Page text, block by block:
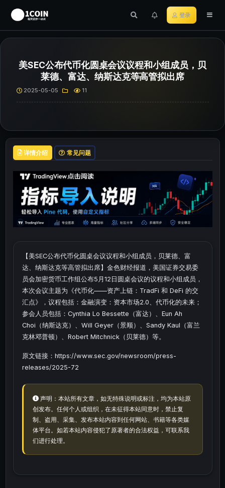
登录
美SEC公布代币化圆桌会议议程和小组成员，贝
莱德、富达、纳斯达克等高管拟出席
2025-05-05 11
详情介绍 常见问题
【美SEC公布代币化圆桌会议议程和小组成员，贝莱德、富
达、纳斯达克等高管拟出席】金色财经报道，美国证券交易委
员会加密货币工作组公布5月12日圆桌会议的议程和小组成员，
本次会议主题为《代币化——资产上链：TradFi 和 DeFi 的交
汇点》，议程包括：金融演变：资本市场2.0、代币化的未来；
参会人员包括：Cynthia Lo Bessette（富达）、Eun Ah
Choi（纳斯达克）、Will Geyer（景顺）、Sandy Kaul（富兰
克林邓普顿）、Robert Mitchnick（贝莱德）等。
原文链接：https://www.sec.gov/newsroom/press-
releases/2025-72
声明：本站所有文章，如无特殊说明或标注，均为本站原
创发布。任何个人或组织，在未征得本站同意时，禁止复
制、盗用、采集、发布本站内容到任何网站、书籍等各类媒
体平台。如若本站内容侵犯了原著者的合法权益，可联系我
们进行处理。